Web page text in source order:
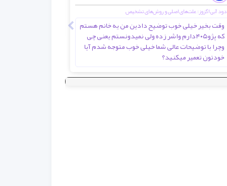
دود آبی اگزوز: علت‌های اصلی و روش‌های تشخیص
وقت بخیر خیلی خوب توضیح دادین من یه خانم هستم
که پژو۴۰۵دارم واشر زده ولی نمیدونستم یعنی چی
وچرا با توضیحات عالی شما خیلی خوب متوجه شدم آیا
خودتون تعمیر میکنید؟